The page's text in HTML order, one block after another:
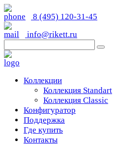
8 (495) 120-31-45
info@rikett.ru
Коллекции
Коллекция Standart
Коллекция Classic
Конфигуратор
Поддержка
Где купить
Контакты